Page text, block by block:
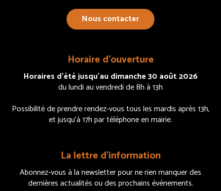
Nous contacter
Horaire d’ouverture
Horaires d’été jusqu’au dimanche 30 août 2026
du lundi au vendredi de 8h à 13h
Possibilité de prendre rendez-vous tous les mardis après 13h,
et jusqu’à 17h par téléphone en mairie.
La lettre d’information
Abonnez-vous à la newsletter pour ne rien manquer des
dernières actualités ou des prochains événements.